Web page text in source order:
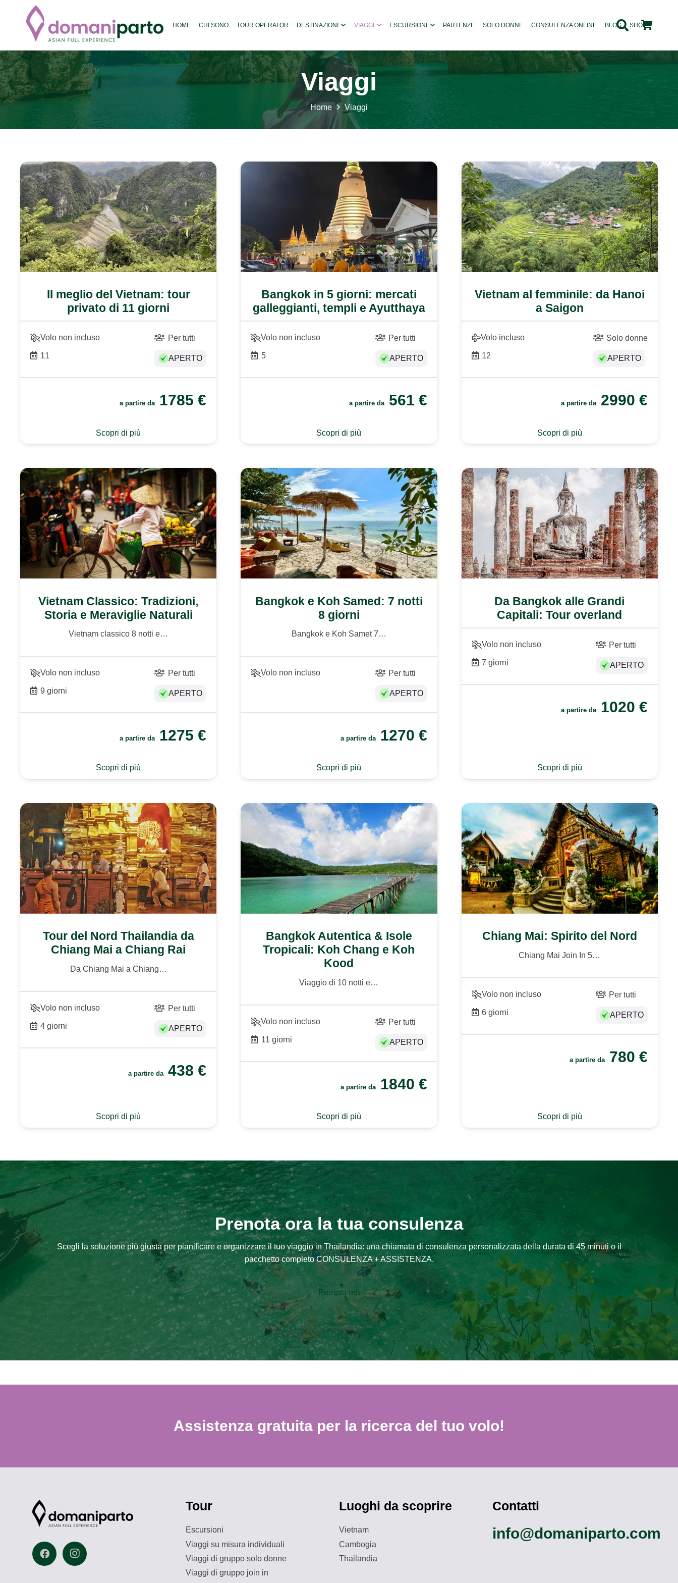
HOME CHI SONO TOUR OPERATOR DESTINAZIONI VIAGGI ESCURSIONI PARTENZE SOLO DONNE CONSULENZA ONLINE BLOG SHOP
Viaggi
Home Viaggi
Il meglio del Vietnam: tour
privato di 11 giorni
Volo non incluso
11
Per tutti
APERTO
a partire da 1785 €
Scopri di più
Bangkok in 5 giorni: mercati
galleggianti, templi e Ayutthaya
Volo non incluso
5
Per tutti
APERTO
a partire da 561 €
Scopri di più
Vietnam al femminile: da Hanoi
a Saigon
Volo incluso
12
Solo donne
APERTO
a partire da 2990 €
Scopri di più
Vietnam Classico: Tradizioni,
Storia e Meraviglie Naturali
Vietnam classico 8 notti e…
Volo non incluso
9 giorni
Per tutti
APERTO
a partire da 1275 €
Scopri di più
Bangkok e Koh Samed: 7 notti
8 giorni
Bangkok e Koh Samet 7…
Volo non incluso Per tutti
APERTO
a partire da 1270 €
Scopri di più
Da Bangkok alle Grandi
Capitali: Tour overland
Volo non incluso
7 giorni
Per tutti
APERTO
a partire da 1020 €
Scopri di più
Tour del Nord Thailandia da
Chiang Mai a Chiang Rai
Da Chiang Mai a Chiang…
Volo non incluso
4 giorni
Per tutti
APERTO
a partire da 438 €
Scopri di più
Bangkok Autentica & Isole
Tropicali: Koh Chang e Koh
Kood
Viaggio di 10 notti e…
Volo non incluso
11 giorni
Per tutti
APERTO
a partire da 1840 €
Scopri di più
Chiang Mai: Spirito del Nord
Chiang Mai Join In 5…
Volo non incluso
6 giorni
Per tutti
APERTO
a partire da 780 €
Scopri di più
Prenota ora la tua consulenza
Scegli la soluzione più giusta per pianificare e organizzare il tuo viaggio in Thailandia: una chiamata di consulenza personalizzata della durata di 45 minuti o il
pacchetto completo CONSULENZA + ASSISTENZA.
Prenota ora
Assistenza gratuita per la ricerca del tuo volo!
Tour
Escursioni
Viaggi su misura individuali
Viaggi di gruppo solo donne
Viaggi di gruppo join in
Luoghi da scoprire
Vietnam
Cambogia
Thailandia
Contatti
info@domaniparto.com